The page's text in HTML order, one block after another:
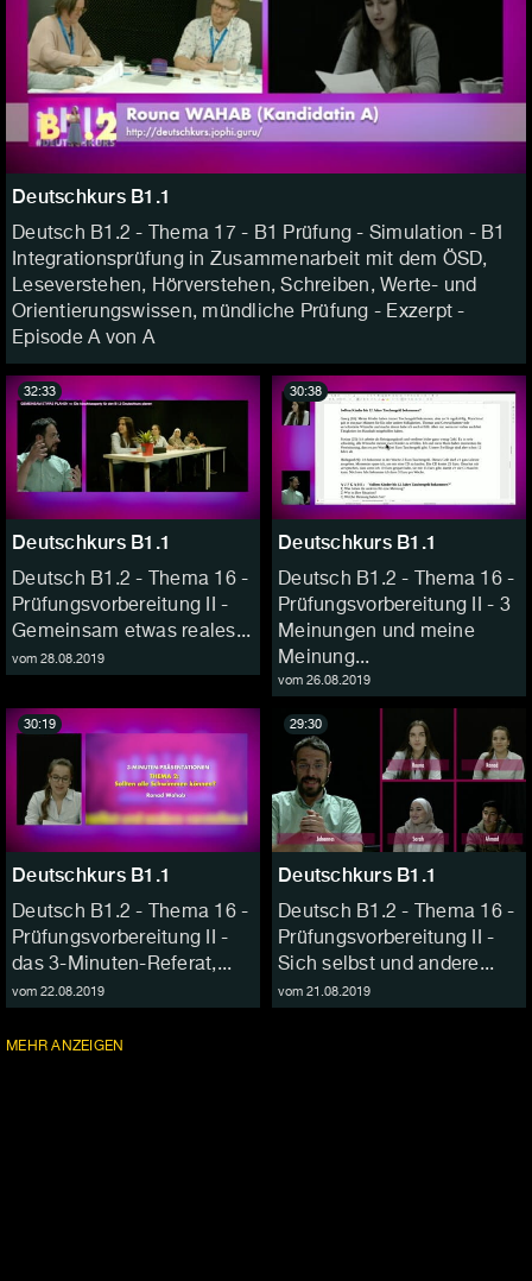
Deutschkurs B1.1
Deutsch B1.2 - Thema 17 - B1 Prüfung - Simulation - B1
Integrationsprüfung in Zusammenarbeit mit dem ÖSD,
Leseverstehen, Hörverstehen, Schreiben, Werte- und
Orientierungswissen, mündliche Prüfung - Exzerpt -
Episode A von A
Deutschkurs B1.1
Deutsch B1.2 - Thema 16 -
Prüfungsvorbereitung II -
Gemeinsam etwas reales...
vom 28.08.2019
32:33
Deutschkurs B1.1
Deutsch B1.2 - Thema 16 -
Prüfungsvorbereitung II - 3
Meinungen und meine
Meinung...
vom 26.08.2019
30:38
Deutschkurs B1.1
Deutsch B1.2 - Thema 16 -
Prüfungsvorbereitung II -
das 3-Minuten-Referat,...
vom 22.08.2019
30:19
Deutschkurs B1.1
Deutsch B1.2 - Thema 16 -
Prüfungsvorbereitung II -
Sich selbst und andere...
vom 21.08.2019
29:30
MEHRFOLGEN
ANZEIGEN